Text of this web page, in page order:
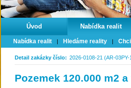
Úvod Nabídka realit
Nabídka realit Hledáme reality
Detail zakázky číslo: 2026-0108-21 (AR-03PY-
Pozemek 120.000 m2